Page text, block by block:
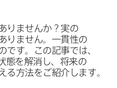
りませんか？​実の​
りません。​一貫性の​
です。​この​記事では、​
態を​解消し、​将来の​
る​方​法を​ご紹介します。